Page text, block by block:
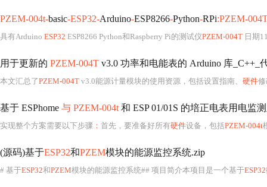
PZEM-004t-basic-ESP32-Arduino-ESP8266-Python-RPi:PZEM-
具有Arduino ESP32 ESP8266 Python和Raspberry Pi的测试仪PZEM-004T 日期
用于更新的 PZEM-004T v3.0 功率和电能表的 Arduino 库_C++_
本文汇总了PZEM-004T v3.0能源计量模块的使用资源，包括设置指南、 硬件修
基于 ESPhome 与 PZEM-004t 和 ESP 01/01S 的培正电表用电监
实现整个方案需要以下步骤 ： 首先，要准备好所有硬件设备，包括PZEM-004t
(源码)基于ESP32和PZEM模块的能源监控系统.zip
# 基于ESP32和PZEM模块的能源监控系统## 项目简介本项目是一个基于ESP32